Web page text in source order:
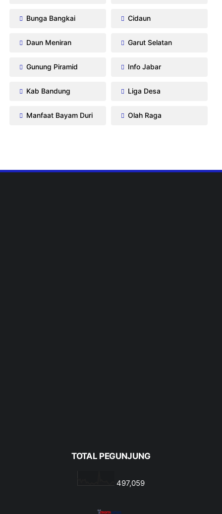
Bunga Bangkai Cidaun
Daun Meniran Garut Selatan
Gunung Piramid Info Jabar
Kab Bandung Liga Desa
Manfaat Bayam Duri Olah Raga
TOTAL PEGUNJUNG
497,059